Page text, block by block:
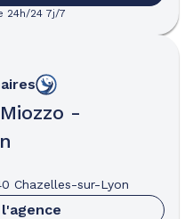
24h/24 7j/7
-
Chazelles-sur-Lyon